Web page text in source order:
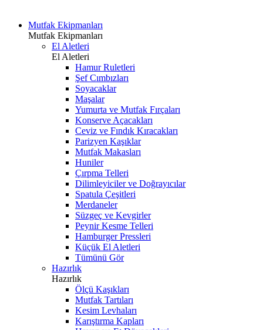
Mutfak Ekipmanları
Mutfak Ekipmanları
El Aletleri
El Aletleri
Hamur Ruletleri
Şef Cımbızları
Soyacaklar
Maşalar
Yumurta ve Mutfak Fırçaları
Konserve Açacakları
Ceviz ve Fındık Kıracakları
Parizyen Kaşıklar
Mutfak Makasları
Huniler
Çırpma Telleri
Dilimleyiciler ve Doğrayıcılar
Spatula Çeşitleri
Merdaneler
Süzgeç ve Kevgirler
Peynir Kesme Telleri
Hamburger Pressleri
Küçük El Aletleri
Tümünü Gör
Hazırlık
Hazırlık
Ölçü Kaşıkları
Mutfak Tartıları
Kesim Levhaları
Karıştırma Kapları